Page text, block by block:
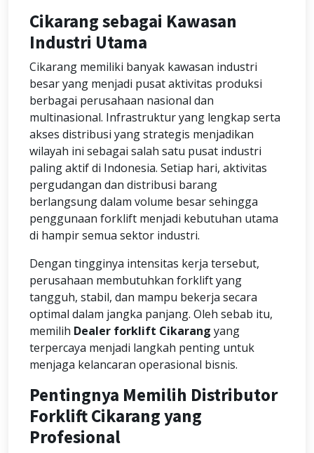
Cikarang sebagai Kawasan
Industri Utama
Cikarang memiliki banyak kawasan industri
besar yang menjadi pusat aktivitas produksi
berbagai perusahaan nasional dan
multinasional. Infrastruktur yang lengkap serta
akses distribusi yang strategis menjadikan
wilayah ini sebagai salah satu pusat industri
paling aktif di Indonesia. Setiap hari, aktivitas
pergudangan dan distribusi barang
berlangsung dalam volume besar sehingga
penggunaan forklift menjadi kebutuhan utama
di hampir semua sektor industri.
Dengan tingginya intensitas kerja tersebut,
perusahaan membutuhkan forklift yang
tangguh, stabil, dan mampu bekerja secara
optimal dalam jangka panjang. Oleh sebab itu,
memilih Dealer forklift Cikarang yang
terpercaya menjadi langkah penting untuk
menjaga kelancaran operasional bisnis.
Pentingnya Memilih Distributor
Forklift Cikarang yang
Profesional